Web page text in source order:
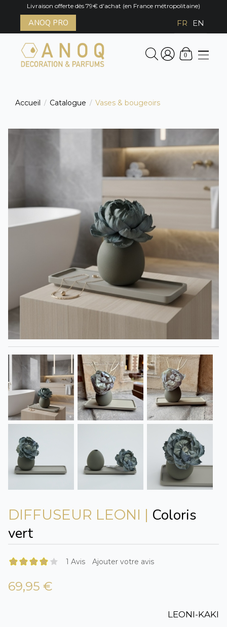
Livraison offerte dès 79€ d'achat (en France métropolitaine)
ANOQ PRO FR EN
0
Accueil / Catalogue / Vases & bougeoirs
DIFFUSEUR LEONI | Coloris
vert
1 Avis Ajouter votre avis
69,95 €
LEONI-KAKI